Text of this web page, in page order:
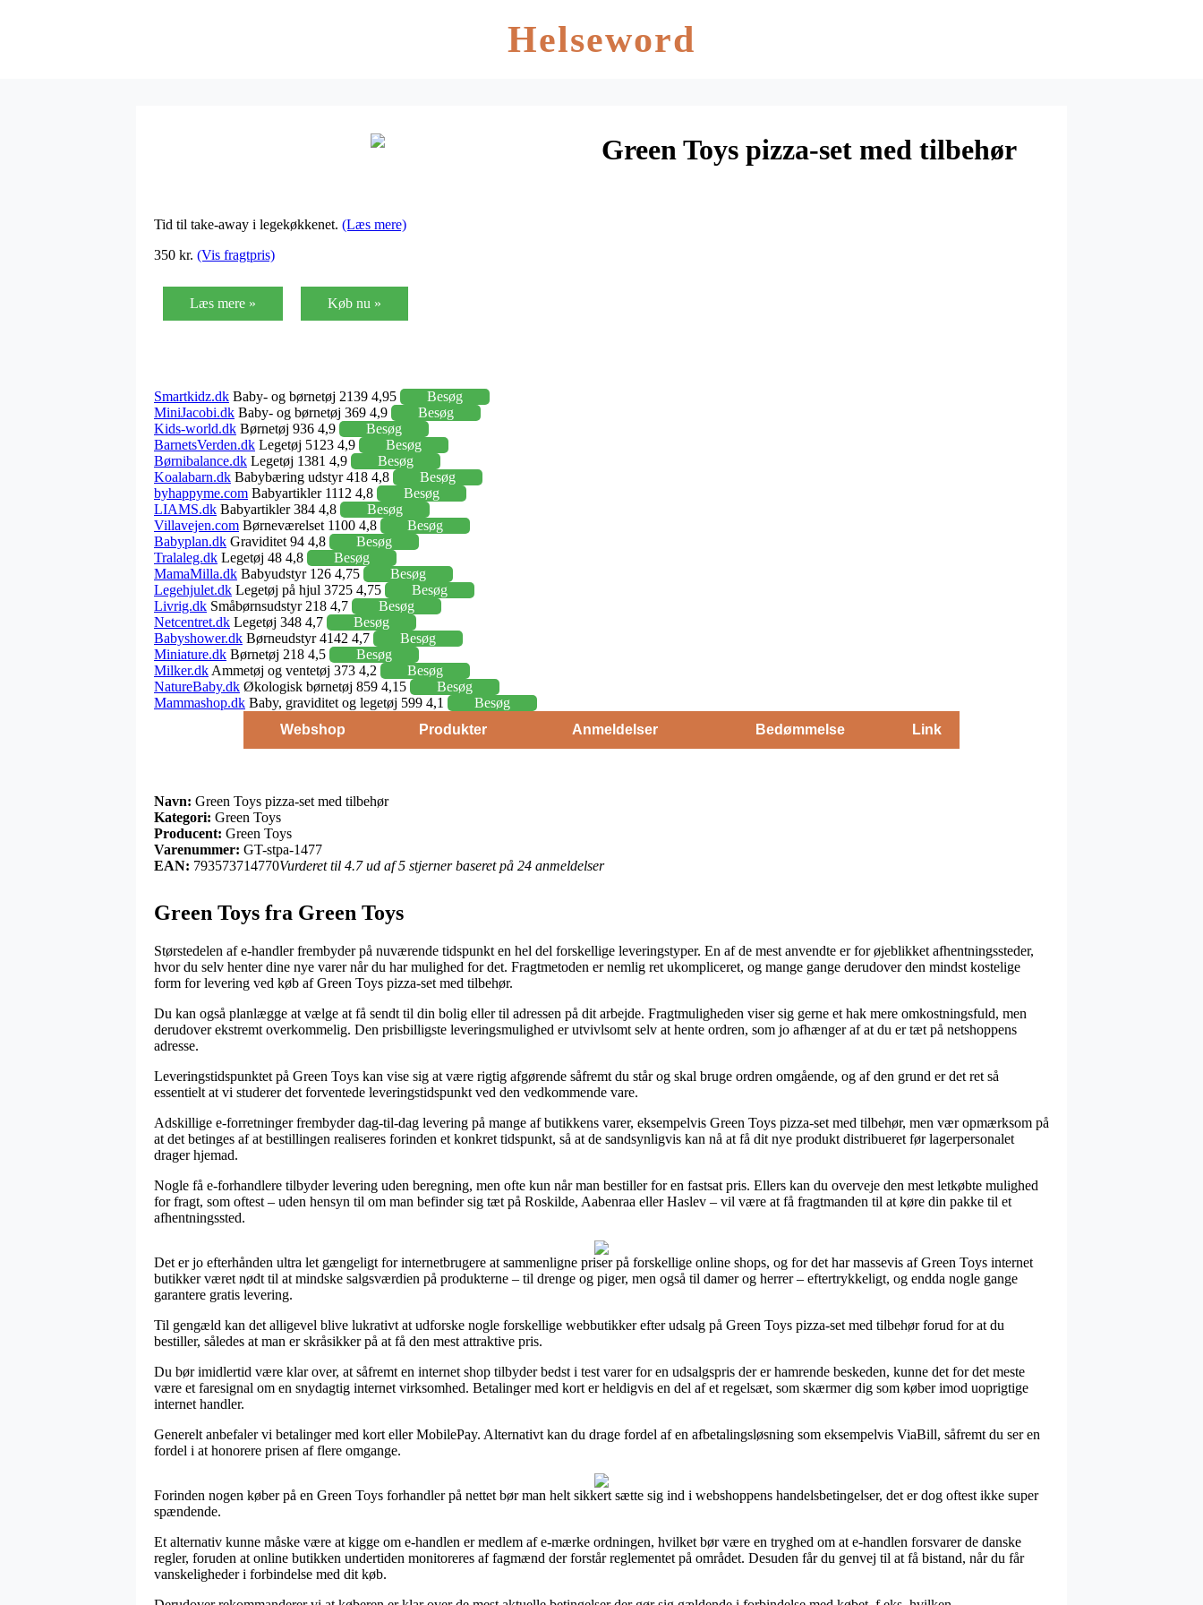
Helseword
Green Toys pizza-set med tilbehør
Tid til take-away i legekøkkenet. (Læs mere)
350 kr. (Vis fragtpris)
Læs mere » Køb nu »
Smartkidz.dk Baby- og børnetøj 2139 4,95
Besøg
MiniJacobi.dk Baby- og børnetøj 369 4,9
Besøg
Kids-world.dk Børnetøj 936 4,9
Besøg
BarnetsVerden.dk Legetøj 5123 4,9
Besøg
Børnibalance.dk Legetøj 1381 4,9
Besøg
Koalabarn.dk Babybæring udstyr 418 4,8
Besøg
byhappyme.com Babyartikler 1112 4,8
Besøg
LIAMS.dk Babyartikler 384 4,8
Besøg
Villavejen.com Børneværelset 1100 4,8
Besøg
Babyplan.dk Graviditet 94 4,8
Besøg
Tralaleg.dk Legetøj 48 4,8
Besøg
MamaMilla.dk Babyudstyr 126 4,75
Besøg
Legehjulet.dk Legetøj på hjul 3725 4,75
Besøg
Livrig.dk Småbørnsudstyr 218 4,7
Besøg
Netcentret.dk Legetøj 348 4,7
Besøg
Babyshower.dk Børneudstyr 4142 4,7
Besøg
Miniature.dk Børnetøj 218 4,5
Besøg
Milker.dk Ammetøj og ventetøj 373 4,2
Besøg
NatureBaby.dk Økologisk børnetøj 859 4,15
Besøg
Mammashop.dk Baby, graviditet og legetøj 599 4,1
Besøg
Webshop
Produkter Anmeldelser Bedømmelse Link
Navn: Green Toys pizza-set med tilbehør
Kategori: Green Toys
Producent: Green Toys
Varenummer: GT-stpa-1477
EAN: 793573714770Vurderet til 4.7 ud af 5 stjerner baseret på 24 anmeldelser
Green Toys fra Green Toys
Størstedelen af e-handler frembyder på nuværende tidspunkt en hel del forskellige leveringstyper. En af de mest anvendte er for øjeblikket afhentningssteder,
hvor du selv henter dine nye varer når du har mulighed for det. Fragtmetoden er nemlig ret ukompliceret, og mange gange derudover den mindst kostelige
form for levering ved køb af Green Toys pizza-set med tilbehør.
Du kan også planlægge at vælge at få sendt til din bolig eller til adressen på dit arbejde. Fragtmuligheden viser sig gerne et hak mere omkostningsfuld, men
derudover ekstremt overkommelig. Den prisbilligste leveringsmulighed er utvivlsomt selv at hente ordren, som jo afhænger af at du er tæt på netshoppens
adresse.
Leveringstidspunktet på Green Toys kan vise sig at være rigtig afgørende såfremt du står og skal bruge ordren omgående, og af den grund er det ret så
essentielt at vi studerer det forventede leveringstidspunkt ved den vedkommende vare.
Adskillige e-forretninger frembyder dag-til-dag levering på mange af butikkens varer, eksempelvis Green Toys pizza-set med tilbehør, men vær opmærksom på
at det betinges af at bestillingen realiseres forinden et konkret tidspunkt, så at de sandsynligvis kan nå at få dit nye produkt distribueret før lagerpersonalet
drager hjemad.
Nogle få e-forhandlere tilbyder levering uden beregning, men ofte kun når man bestiller for en fastsat pris. Ellers kan du overveje den mest letkøbte mulighed
for fragt, som oftest – uden hensyn til om man befinder sig tæt på Roskilde, Aabenraa eller Haslev – vil være at få fragtmanden til at køre din pakke til et
afhentningssted.
Det er jo efterhånden ultra let gængeligt for internetbrugere at sammenligne priser på forskellige online shops, og for det har massevis af Green Toys internet
butikker været nødt til at mindske salgsværdien på produkterne – til drenge og piger, men også til damer og herrer – eftertrykkeligt, og endda nogle gange
garantere gratis levering.
Til gengæld kan det alligevel blive lukrativt at udforske nogle forskellige webbutikker efter udsalg på Green Toys pizza-set med tilbehør forud for at du
bestiller, således at man er skråsikker på at få den mest attraktive pris.
Du bør imidlertid være klar over, at såfremt en internet shop tilbyder bedst i test varer for en udsalgspris der er hamrende beskeden, kunne det for det meste
være et faresignal om en snydagtig internet virksomhed. Betalinger med kort er heldigvis en del af et regelsæt, som skærmer dig som køber imod uoprigtige
internet handler.
Generelt anbefaler vi betalinger med kort eller MobilePay. Alternativt kan du drage fordel af en afbetalingsløsning som eksempelvis ViaBill, såfremt du ser en
fordel i at honorere prisen af flere omgange.
Forinden nogen køber på en Green Toys forhandler på nettet bør man helt sikkert sætte sig ind i webshoppens handelsbetingelser, det er dog oftest ikke super
spændende.
Et alternativ kunne måske være at kigge om e-handlen er medlem af e-mærke ordningen, hvilket bør være en tryghed om at e-handlen forsvarer de danske
regler, foruden at online butikken undertiden monitoreres af fagmænd der forstår reglementet på området. Desuden får du genvej til at få bistand, når du får
vanskeligheder i forbindelse med dit køb.